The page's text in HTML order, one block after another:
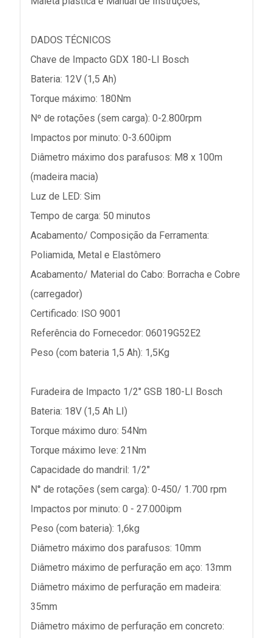
DADOS TÉCNICOS
Chave de Impacto GDX 180-LI Bosch
Bateria: 12V (1,5 Ah)
Torque máximo: 180Nm
Nº de rotações (sem carga): 0-2.800rpm
Impactos por minuto: 0-3.600ipm
Diâmetro máximo dos parafusos: M8 x 100m
(madeira macia)
Luz de LED: Sim
Tempo de carga: 50 minutos
Acabamento/ Composição da Ferramenta:
Poliamida, Metal e Elastômero
Acabamento/ Material do Cabo: Borracha e Cobre
(carregador)
Certificado: ISO 9001
Referência do Fornecedor: 06019G52E2
Peso (com bateria 1,5 Ah): 1,5Kg
Furadeira de Impacto 1/2" GSB 180-LI Bosch
Bateria: 18V (1,5 Ah LI)
Torque máximo duro: 54Nm
Torque máximo leve: 21Nm
Capacidade do mandril: 1/2"
N° de rotações (sem carga): 0-450/ 1.700 rpm
Impactos por minuto: 0 - 27.000ipm
Peso (com bateria): 1,6kg
Diâmetro máximo dos parafusos: 10mm
Diâmetro máximo de perfuração em aço: 13mm
Diâmetro máximo de perfuração em madeira:
35mm
Diâmetro máximo de perfuração em concreto: